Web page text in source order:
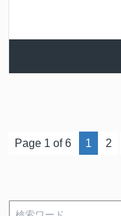
Page 1 of 6 1 2